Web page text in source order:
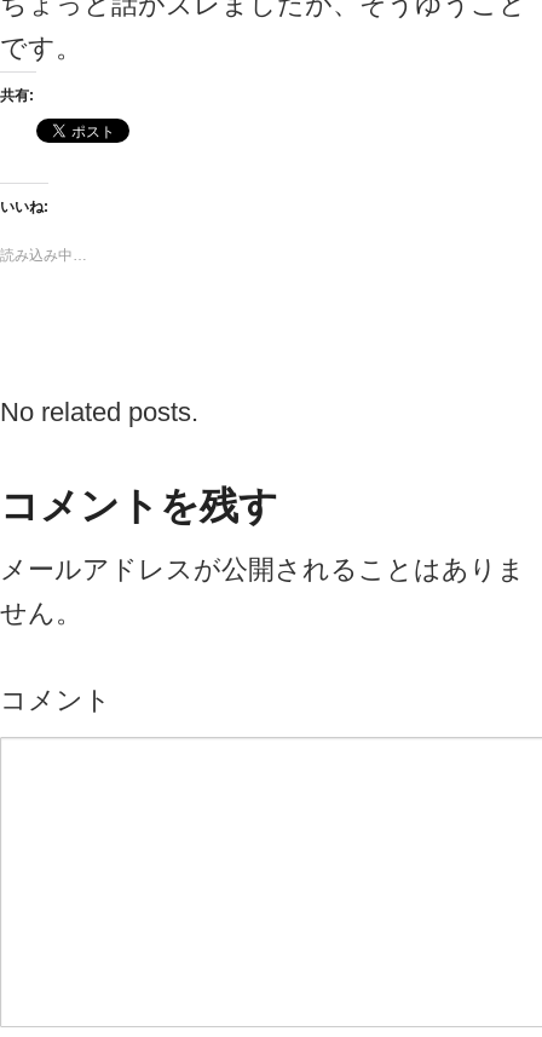
です。
共有:
いいね:
読み込み中…
No related posts.
コメントを残す
メールアドレスが公開されることはありま
せん。
コメント